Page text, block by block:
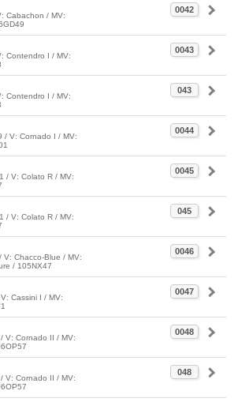
0042
Cabachon / MV:
0043
Contendro I / MV:
043
Contendro I / MV:
0044
/ V: Cornado I / MV:
0045
/ V: Colato R / MV:
045
/ V: Colato R / MV:
0046
Chacco-Blue / MV:
/ 105NX47
0047
Cassini I / MV:
0048
V: Cornado II / MV:
048
V: Cornado II / MV: